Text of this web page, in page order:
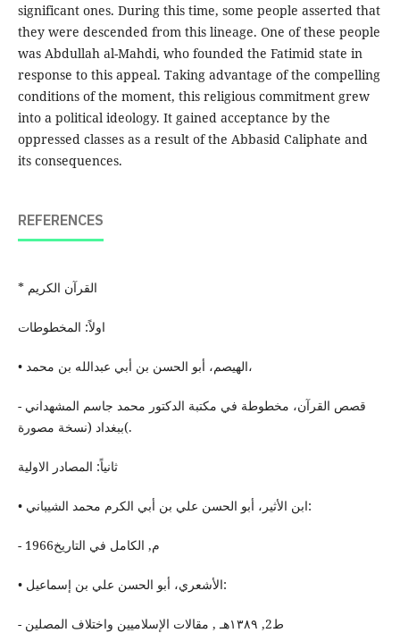
significant ones. During this time, some people asserted that
they were descended from this lineage. One of these people
was Abdullah al-Mahdi, who founded the Fatimid state in
response to this appeal. Taking advantage of the compelling
conditions of the moment, this religious commitment grew
into a political ideology. It gained acceptance by the
oppressed classes as a result of the Abbasid Caliphate and
its consequences.
REFERENCES
* القرآن الكریم
اولاً: المخطوطات
• الهيصم، أبو الحسن بن أبي عبدالله بن محمد،
- قصص القرآن، مخطوطة في مكتبة الدكتور محمد جاسم المشهداني
ببغداد (نسخة مصورة(.
ثانياً: المصادر الاولية
• ابن الأثیر، أبو الحسن علي بن أبي الكرم محمد الشیباني:
- 1966م, الكامل في التاریخ
• الأشعري، أبو الحسن علي بن إسماعیل:
- ط2, ١٣٨٩هـ , مقالات الإسلامیین واختلاف المصلین